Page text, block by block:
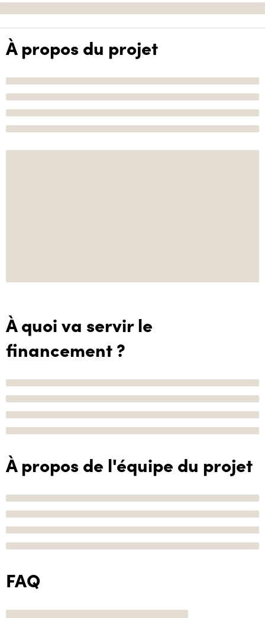
À propos du projet
À quoi va servir le
financement ?
À propos de l'équipe du projet
FAQ